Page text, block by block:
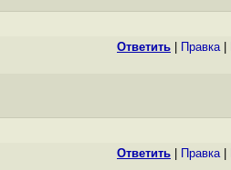
Ответить Правка|
Ответить Правка|